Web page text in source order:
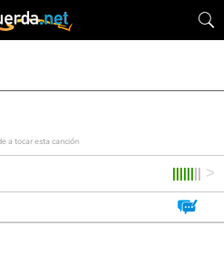
a tocar esta canción